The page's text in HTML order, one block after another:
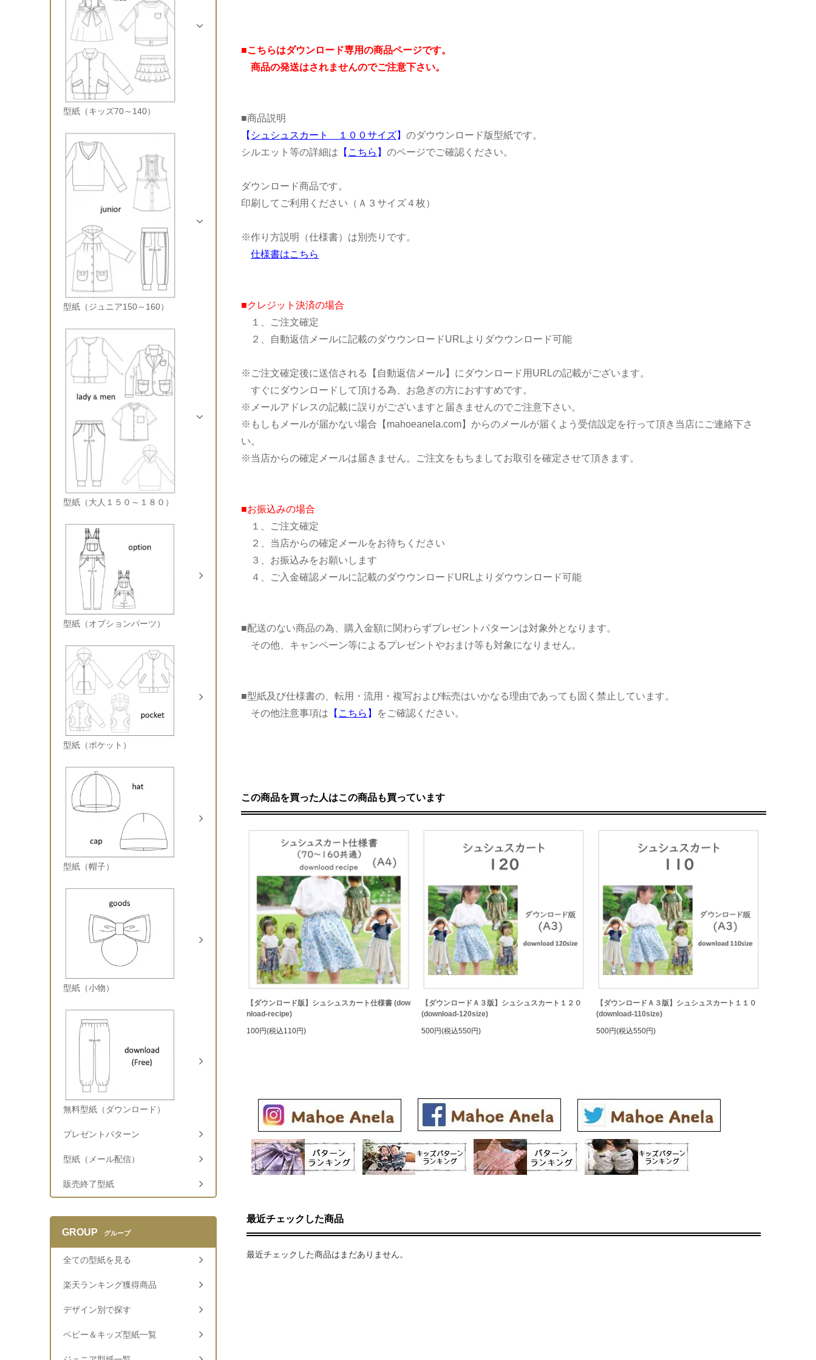
■こちらはダウンロード専用の商品ページです。
商品の発送はされませんのでご注意下さい。
■商品説明
【 シュシュスカート １００サイズ】 のダウウンロード版型紙です。
シルエット等の詳細は 【 こちら 】 のページでご確認ください。
ダウンロード商品です。
印刷してご利用ください（Ａ３サイズ４枚）
※作り方説明（仕様書）は別売りです。
仕様書はこちら
■クレジット決済の場合
１、ご注文確定
２、自動返信メールに記載のダウウンロードURLよりダウウンロード可能
※ご注文確定後に送信される【自動返信メール】にダウンロード用URLの記載がございます。
すぐにダウンロードして頂ける為、お急ぎの方におすすめです。
※メールアドレスの記載に誤りがございますと届きませんのでご注意下さい。
※もしもメールが届かない場合【mahoeanela.com】からのメールが届くよう受信設定を行って頂き当店にご連絡下さ
い。
※当店からの確定メールは届きません。ご注文をもちましてお取引を確定させて頂きます。
■お振込みの場合
１、ご注文確定
２、当店からの確定メールをお待ちください
３、お振込みをお願いします
４、ご入金確認メールに記載のダウウンロードURLよりダウウンロード可能
■配送のない商品の為、購入金額に関わらずプレゼントパターンは対象外となります。
その他、キャンペーン等によるプレゼントやおまけ等も対象になりません。
■型紙及び仕様書の、転用・流用・複写および転売はいかなる理由であっても固く禁止しています。
その他注意事項は 【 こちら 】 をご確認ください。
この商品を買った人はこの商品も買っています
【ダウンロード版】シュシュスカート仕様書 (dow
nload-recipe)
100円(税込110円)
【ダウンロードＡ３版】シュシュスカート１２０
(download-120size)
500円(税込550円)
【ダウンロードＡ３版】シュシュスカート１１０
(download-110size)
500円(税込550円)
最近チェックした商品
最近チェックした商品はまだありません。
型紙（キッズ70～140）
型紙（ジュニア150～160）
型紙（大人１５０～１８０）
型紙（オプションパーツ）
型紙（ポケット）
型紙（帽子）
型紙（小物）
無料型紙（ダウンロード）
プレゼントパターン
型紙（メール配信）
販売終了型紙
GROUP グループ
全ての型紙を見る
楽天ランキング獲得商品
デザイン別で探す
ベビー＆キッズ型紙一覧